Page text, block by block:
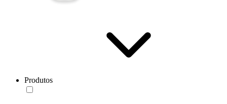
Produtos